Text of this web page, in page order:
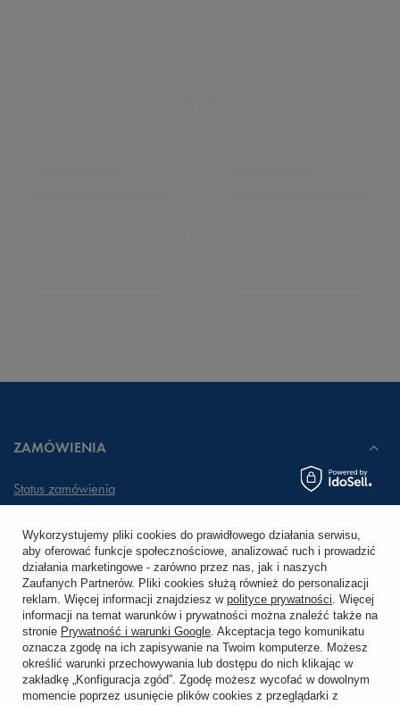
ZAMÓWIENIA
Status zamówienia
Chcę zareklamować produkt
Chcę zwrócić produkt
Chcę wymienić towar
KONTO
Wykorzystujemy pliki cookies do prawidłowego działania serwisu,
aby oferować funkcje społecznościowe, analizować ruch i prowadzić
działania marketingowe - zarówno przez nas, jak i naszych
Zaufanych Partnerów. Pliki cookies służą również do personalizacji
reklam. Więcej informacji znajdziesz w polityce prywatności. Więcej
informacji na temat warunków i prywatności można znaleźć także na
stronie Prywatność i warunki Google. Akceptacja tego komunikatu
oznacza zgodę na ich zapisywanie na Twoim komputerze. Możesz
określić warunki przechowywania lub dostępu do nich klikając w
zakładkę „Konfiguracja zgód”. Zgodę możesz wycofać w dowolnym
momencie poprzez usunięcie plików cookies z przeglądarki z